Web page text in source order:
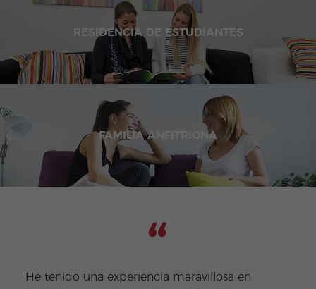
RESIDENCIA DE ESTUDIANTES
FAMILIA ANFITRIONA
He tenido una experiencia maravillosa en